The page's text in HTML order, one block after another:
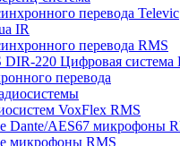
перевода Televic
IR
перевода RMS
DIR-220 Цифровая
перевода
VoxFlex RMS
Dante/AES67 микрофоны
микрофоны RMS